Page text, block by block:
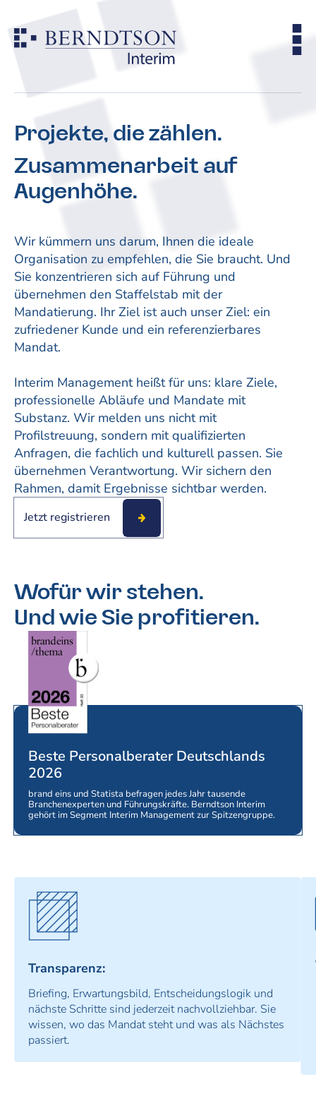
Projekte, die zählen.
Zusammenarbeit auf
Augenhöhe.
Wir kümmern uns darum, Ihnen die ideale
Organisation zu empfehlen, die Sie braucht. Und
Sie konzentrieren sich auf Führung und
übernehmen den Staffelstab mit der
Mandatierung. Ihr Ziel ist auch unser Ziel: ein
zufriedener Kunde und ein referenzierbares
Mandat.
Interim Management heißt für uns: klare Ziele,
professionelle Abläufe und Mandate mit
Substanz. Wir melden uns nicht mit
Profilstreuung, sondern mit qualifizierten
Anfragen, die fachlich und kulturell passen. Sie
übernehmen Verantwortung. Wir sichern den
Rahmen, damit Ergebnisse sichtbar werden.
Jetzt registrieren
Wofür wir stehen.
Und wie Sie profitieren.
Beste Personalberater Deutschlands
2026
brand eins und Statista befragen jedes Jahr tausende
Branchenexperten und Führungskräfte. Berndtson Interim
gehört im Segment Interim Management zur Spitzengruppe.
Transparenz:
Briefing, Erwartungsbild, Entscheidungslogik und
nächste Schritte sind jederzeit nachvollziehbar. Sie
wissen, wo das Mandat steht und was als Nächstes
passiert.